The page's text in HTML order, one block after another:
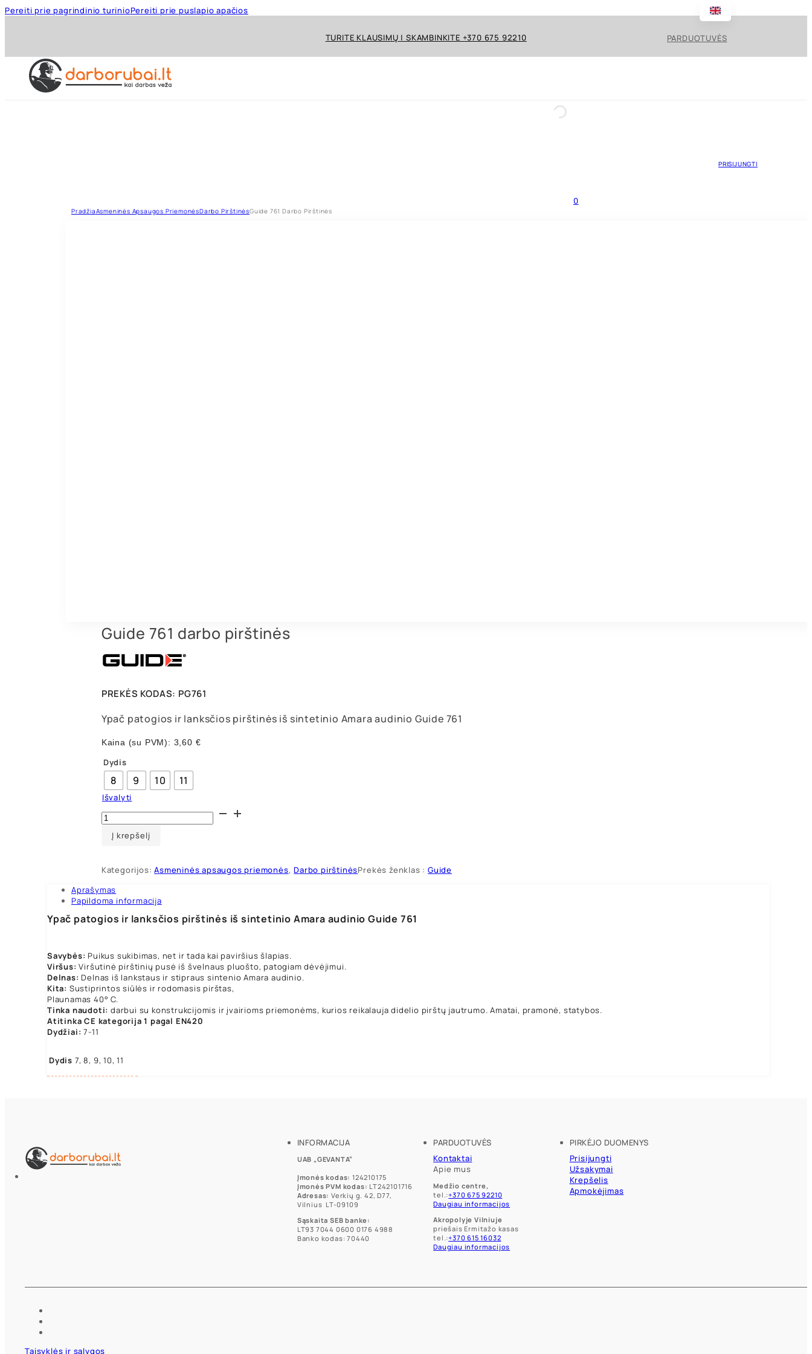
Pereiti prie pagrindinio turinioPereiti prie puslapio apačios
TURITE KLAUSIMŲ | SKAMBINKITE +370 675 92210 PARDUOTUVĖS
PRISIJUNGTI
0
PradžiaAsmeninės Apsaugos PriemonėsDarbo PirštinėsGuide 761 Darbo Pirštinės
Guide 761 darbo pirštinės
PREKĖS KODAS: PG761
Ypač patogios ir lanksčios pirštinės iš sintetinio Amara audinio Guide 761
Kaina (su PVM): 3,60 €
Dydis
8 9 10 11
Išvalyti
produkto
kiekis:
Guide
761
pirštinės
Į krepšelį
Kategorijos:Asmeninės apsaugos priemonės,Darbo pirštinėsPrekės ženklas : Guide
Aprašymas
Papildoma informacija
Ypač patogios ir lanksčios pirštinės iš sintetinio Amara audinio Guide 761
Savybės: Puikus sukibimas, net ir tada kai paviršius šlapias.
Viršus: Viršutinė pirštinių pusė iš švelnaus pluošto, patogiam dėvėjimui.
Delnas: Delnas iš lankstaus ir stipraus sintenio Amara audinio.
Kita: Sustiprintos siūlės ir rodomasis pirštas,
Plaunamas 40° C.
Tinka naudoti: darbui su konstrukcijomis ir įvairioms priemonėms, kurios reikalauja didelio pirštų jautrumo. Amatai, pramonė, statybos.
Atitinka CE kategorija 1 pagal EN420
Dydžiai:7-11
Dydis 7, 8, 9, 10, 11
INFORMACIJA
UAB „GEVANTA”
Įmonės kodas: 124210175
Įmonės PVM kodas: LT242101716
Adresas: Verkių g. 42, D77,
Vilnius LT-09109
Sąskaita SEB banke:
LT93 7044 0600 0176 4988
Banko kodas: 70440
PARDUOTUVĖS
Kontaktai
Apie mus
Medžio centre,
tel.:+370 675 92210
Daugiau informacijos
Akropolyje Vilniuje
priešais Ermitažo kasas
tel.:+370 615 16032
Daugiau informacijos
PIRKĖJO DUOMENYS
Prisijungti
Užsakymai
Krepšelis
Apmokėjimas
Taisyklės ir sąlygos